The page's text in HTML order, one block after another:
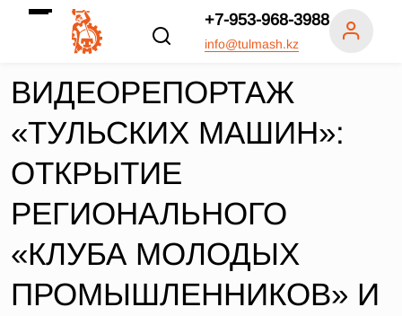
+7-953-968-3988
info@tulmash.kz
ВИДЕОРЕПОРТАЖ
«ТУЛЬСКИХ МАШИН»:
ОТКРЫТИЕ
РЕГИОНАЛЬНОГО
«КЛУБА МОЛОДЫХ
ПРОМЫШЛЕННИКОВ» И